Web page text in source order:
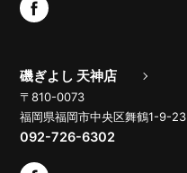
磯ぎよし 天神店
〒810-0073
福岡県福岡市中央区舞鶴1-9-23
092-726-6302